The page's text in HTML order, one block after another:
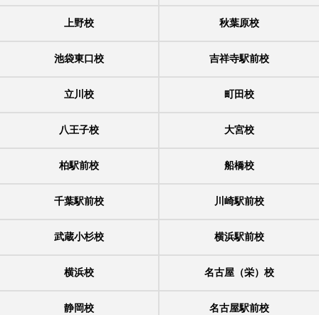
上野校 秋葉原校
池袋東口校 吉祥寺駅前校
立川校 町田校
八王子校 大宮校
柏駅前校 船橋校
千葉駅前校 川崎駅前校
武蔵小杉校 横浜駅前校
横浜校 名古屋（栄）校
静岡校 名古屋駅前校